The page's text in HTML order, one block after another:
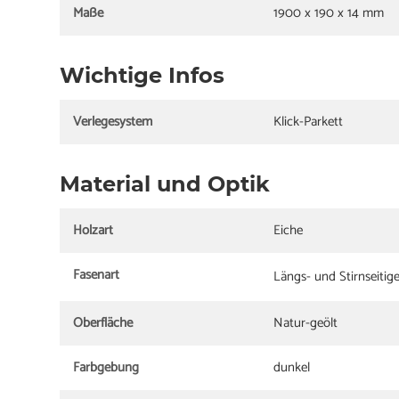
Maße
1900 x 190 x 14 mm
Wichtige Infos
Verlegesystem Klick-Parkett
Material und Optik
Holzart
Eiche
Fasenart
Längs- und
Oberfläche
Natur-geölt
Farbgebung
dunkel